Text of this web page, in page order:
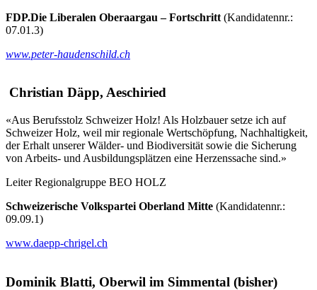
FDP.Die Liberalen Oberaargau – Fortschritt (Kandidatennr.:
07.01.3)
www.peter-haudenschild.ch
Christian Däpp, Aeschiried
«Aus Berufsstolz Schweizer Holz! Als Holzbauer setze ich auf
Schweizer Holz, weil mir regionale Wertschöpfung, Nachhaltigkeit,
der Erhalt unserer Wälder- und Biodiversität sowie die Sicherung
von Arbeits- und Ausbildungsplätzen eine Herzenssache sind.»
Leiter Regionalgruppe BEO HOLZ
Schweizerische Volkspartei Oberland Mitte (Kandidatennr.:
09.09.1)
www.daepp-chrigel.ch
Dominik Blatti, Oberwil im Simmental (bisher)